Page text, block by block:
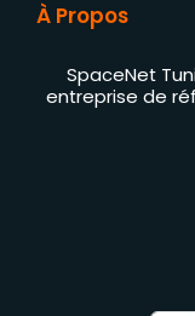
À Propos
SpaceNet
entreprise de